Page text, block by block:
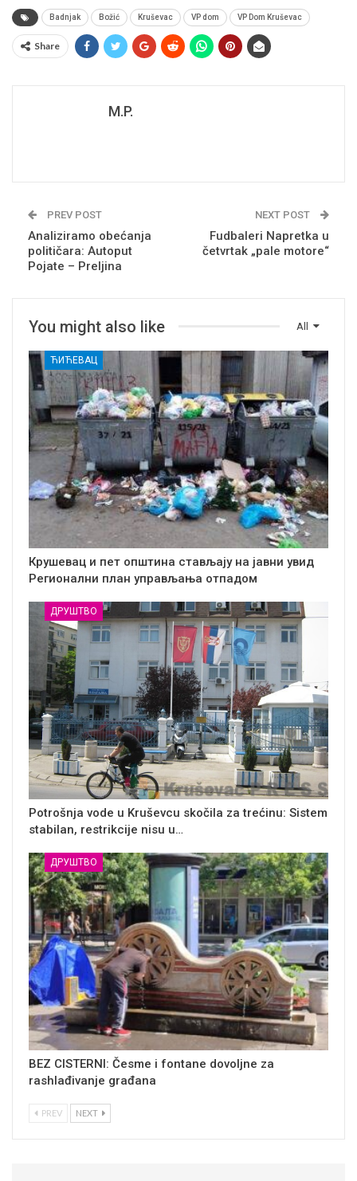
Badnjak Božić Kruševac VP dom VP Dom Kruševac
Share
M.P.
PREV POST
Analiziramo obećanja
političara: Autoput
Pojate – Preljina
NEXT POST
Fudbaleri Napretka u
četvrtak „pale motore“
All
You might also like
ЋИЋЕВАЦ
Крушевац и пет општина стављају на јавни увид
Регионални план управљања отпадом
ДРУШТВО
Potrošnja vode u Kruševcu skočila za trećinu: Sistem
stabilan, restrikcije nisu u…
ДРУШТВО
BEZ CISTERNI: Česme i fontane dovoljne za
rashlađivanje građana
PREV NEXT